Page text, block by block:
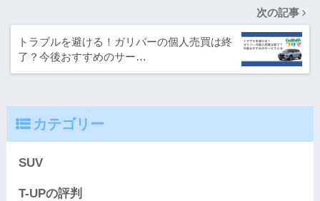
次の記事
トラブルを避ける！ガリバーの個人売買は終
了？今後おすすめのサー…
カテゴリー
SUV
T-UPの評判